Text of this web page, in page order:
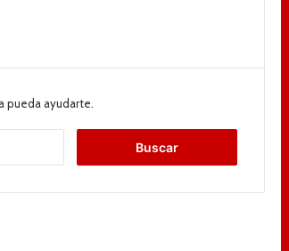
pueda ayudarte.
c